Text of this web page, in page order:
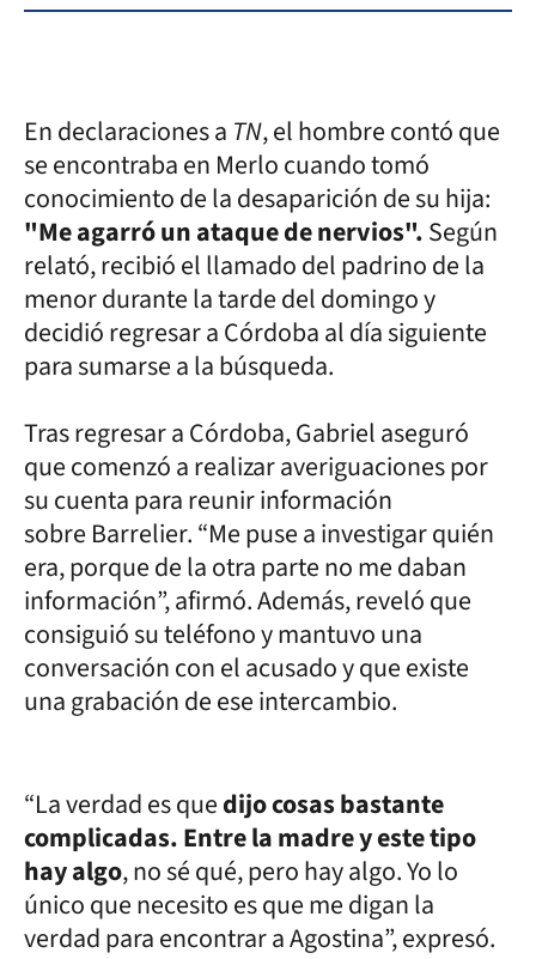
En declaraciones a TN, el hombre contó que
se encontraba en Merlo cuando tomó
conocimiento de la desaparición de su hija:
"Me agarró un ataque de nervios".Según
relató, recibió el llamado del padrino de la
menor durante la tarde del domingo y
decidió regresar a Córdoba al día siguiente
para sumarse a la búsqueda.
Tras regresar a Córdoba, Gabriel aseguró
que comenzó a realizar averiguaciones por
su cuenta para reunir información
sobre Barrelier. “Me puse a investigar quién
era, porque de la otra parte no me daban
información”, afirmó. Además, reveló que
consiguió su teléfono y mantuvo una
conversación con el acusado y que existe
una grabación de ese intercambio.
“La verdad es quedijo cosas bastante
complicadas. Entre la madre y este tipo
hay algo, no sé qué, pero hay algo. Yo lo
único que necesito es que me digan la
verdad para encontrar a Agostina”, expresó.